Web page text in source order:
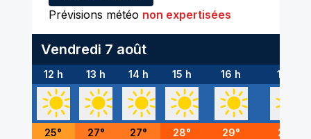
Prévisions météo non expertisées
Vendredi 7 août
12 h 13 h 14 h 15 h 16 h 17 h
25° 27° 27° 28° 29° 29